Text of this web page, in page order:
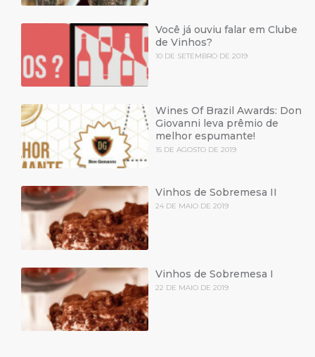
Você já ouviu falar em Clube
de Vinhos?
10 DE SETEMBRO DE 2019
Wines Of Brazil Awards: Don
Giovanni leva prêmio de
melhor espumante!
15 DE AGOSTO DE 2019
Vinhos de Sobremesa II
24 DE MAIO DE 2019
Vinhos de Sobremesa I
22 DE MAIO DE 2019